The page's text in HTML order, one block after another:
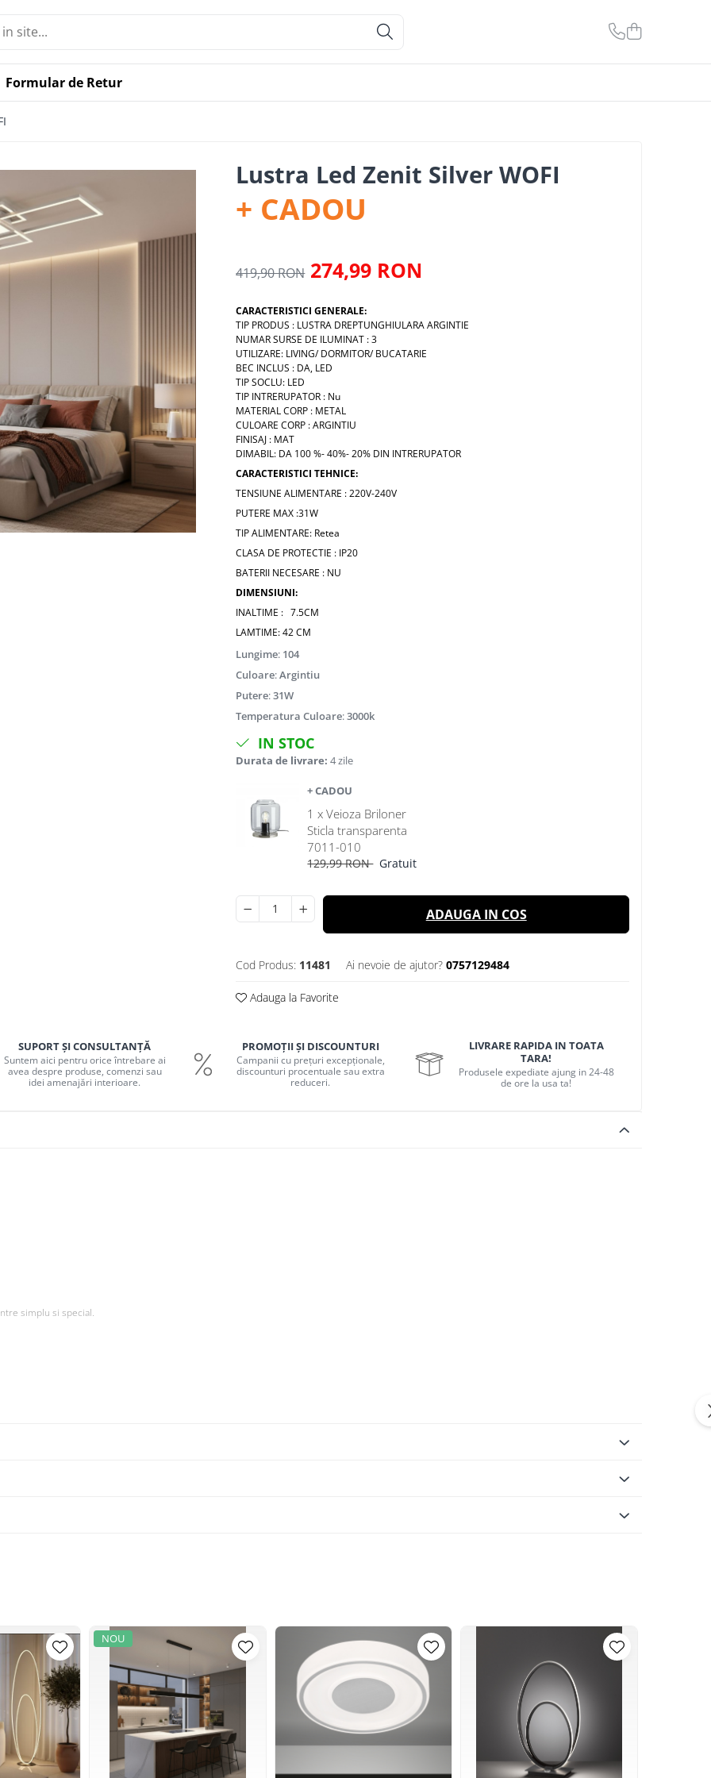
Formular de Retur
Lustra Led Zenit Silver WOFI
+ CADOU
419,90 RON 274,99 RON
CARACTERISTICI GENERALE:
TIP PRODUS : LUSTRA DREPTUNGHIULARA ARGINTIE
NUMAR SURSE DE ILUMINAT : 3
UTILIZARE: LIVING/ DORMITOR/ BUCATARIE
BEC INCLUS : DA, LED
TIP SOCLU: LED
TIP INTRERUPATOR : Nu
MATERIAL CORP : METAL
CULOARE CORP : ARGINTIU
FINISAJ : MAT
DIMABIL: DA 100 %- 40%- 20% DIN INTRERUPATOR
CARACTERISTICI TEHNICE:
TENSIUNE ALIMENTARE : 220V-240V
PUTERE MAX :31W
TIP ALIMENTARE: Retea
CLASA DE PROTECTIE : IP20
BATERII NECESARE : NU
DIMENSIUNI:
INALTIME : 7.5CM
LAMTIME: 42 CM
Lungime: 104
Culoare:Argintiu
Putere:31W
Temperatura Culoare:3000k
IN STOC
Durata de livrare: 4 zile
+ CADOU
1 x Veioza Briloner
Sticla transparenta
7011-010
129,99 RONGratuit
ADAUGA IN COS
Cod Produs: 11481 Ai nevoie de ajutor? 0757129484
Adauga la Favorite
SUPORT ȘI CONSULTANȚĂ
Suntem aici pentru orice întrebare ai
avea despre produse, comenzi sau
idei amenajări interioare.
PROMOȚII ȘI DISCOUNTURI
Campanii cu prețuri excepționale,
discounturi procentuale sau extra
reduceri.
LIVRARE RAPIDA IN TOATA
TARA!
Produsele expediate ajung in 24-48
de ore la usa ta!
simplu si special.
NOU